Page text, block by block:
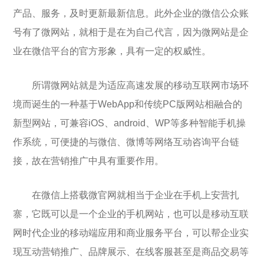
产品、服务，及时更新最新信息。此外企业的微信公众账
号有了微网站，就相于是在为自己代言，因为微网站是企
业在微信平台的官方形象，具有一定的权威性。
所谓微网站就是为适应高速发展的移动互联网市场环
境而诞生的一种基于WebApp和传统PC版网站相融合的
新型网站，可兼容iOS、android、WP等多种智能手机操
作系统，可便捷的与微信、微博等网络互动咨询平台链
接，故在营销推广中具有重要作用。
在微信上搭载微官网就相当于企业在手机上安营扎
寨，它既可以是一个企业的手机网站，也可以是移动互联
网时代企业的移动端应用和商业服务平台，可以帮企业实
现互动营销推广、品牌展示、在线客服甚至是商品交易等